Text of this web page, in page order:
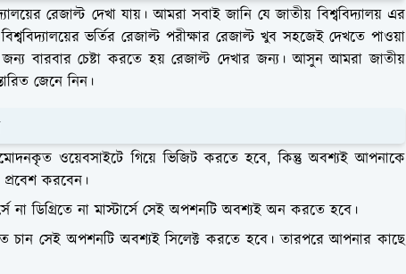
রেজাল্ট দেখা যায়। আমরা সবাই জানি যে জাতীয় বিশ্ববিদ্যালয় এর
ভর্তির রেজাল্ট পরীক্ষার রেজাল্ট খুব সহজেই দেখতে পাওয়া
বারবার চেষ্টা করতে হয় রেজাল্ট দেখার জন্য। আসুন আমরা জাতীয়
জেনে নিন।
ওয়েবসাইটে গিয়ে ভিজিট করতে হবে, কিন্তু অবশ্যই আপনাকে
করবেন।
ডিগ্রিতে না মাস্টার্সে সেই অপশনটি অবশ্যই অন করতে হবে।
চান সেই অপশনটি অবশ্যই সিলেক্ট করতে হবে। তারপরে আপনার কাছে